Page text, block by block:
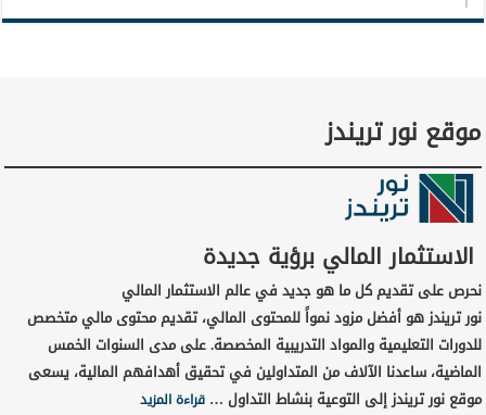
موقع نور تريندز
الاستثمار المالي برؤية جديدة
نحرص على تقديم كل ما هو جديد في عالم الاستثمار المالي
نور تريندز هو أفضل مزود نمواً للمحتوى المالي، تقديم محتوى مالي متخصص
للدورات التعليمية والمواد التدريبية المخصصة. على مدى السنوات الخمس
الماضية، ساعدنا الآلاف من المتداولين في تحقيق أهدافهم المالية، يسعى
موقع نور تريندز إلى التوعية بنشاط التداول …قراءة المزيد